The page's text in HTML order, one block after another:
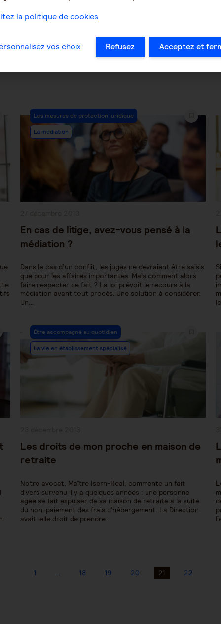
… 35 36 37
Post
Category:
Les mesures de protection juridique
La médiation
En cas de litige, avez-vous pensé à la
médiation ?
Dans le cas d’un conflit, les juges ne devraient être saisis
que pour les affaires importantes. Mais comment alors
faire respecter ce fait ? La loi prévoit le recours à la
médiation avant tout procès. Une solution à considérer.
Un…
Post
Category:
Être accompagné au quotidien
La vie en établissement spécialisé
Les droits de mon proche en maison de
retraite
Notre avocat, Maître Isern-Real, commente un fait
divers survenu il y a quelques années : une personne
âgée se fait expulser de sa maison de retraite à la suite
du non-paiement des frais d'hébergement. La Direction
avait-elle droit de prendre…
1 … 18 19 20 21 22
la politique de cookies
vos choix Refusez Acceptez et